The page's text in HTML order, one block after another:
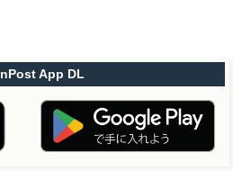
App DL